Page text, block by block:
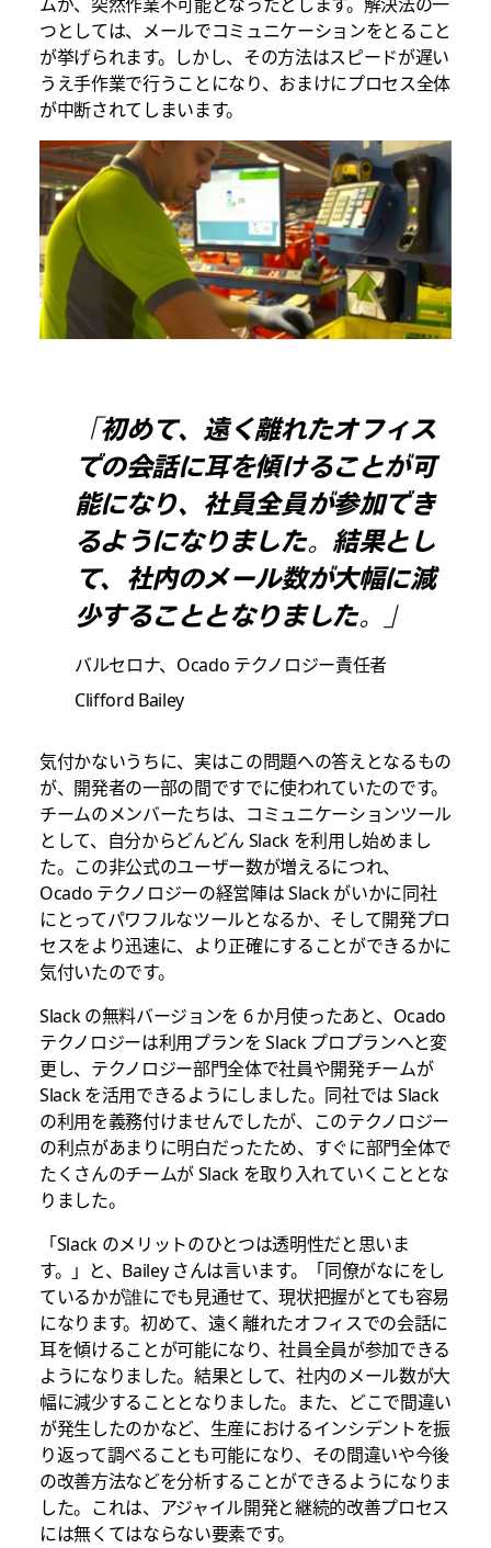
つとしては、メールでコミュニケーションをとること
が挙げられます。しかし、その方法はスピードが遅い
うえ手作業で行うことになり、おまけにプロセス全体
が中断されてしまいます。
「初めて、遠く離れたオフィス
での会話に耳を傾けることが可
能になり、社員全員が参加でき
るようになりました。結果とし
て、社内のメール数が大幅に減
少することとなりました。」
バルセロナ、Ocado テクノロジー責任者
Clifford Bailey
気付かないうちに、実はこの問題への答えとなるもの
が、開発者の一部の間ですでに使われていたのです。
チームのメンバーたちは、コミュニケーションツール
として、自分からどんどん Slack を利用し始めまし
た。この非公式のユーザー数が増えるにつれ、
Ocado テクノロジーの経営陣は Slack がいかに同社
にとってパワフルなツールとなるか、そして開発プロ
セスをより迅速に、より正確にすることができるかに
気付いたのです。
Slack の無料バージョンを 6 か月使ったあと、Ocado
テクノロジーは利用プランを Slack プロプランへと変
更し、テクノロジー部門全体で社員や開発チームが
Slack を活用できるようにしました。同社では Slack
の利用を義務付けませんでしたが、このテクノロジー
の利点があまりに明白だったため、すぐに部門全体で
たくさんのチームが Slack を取り入れていくこととな
りました。
「Slack のメリットのひとつは透明性だと思いま
す。」と、Bailey さんは言います。「同僚がなにをし
ているかが誰にでも見通せて、現状把握がとても容易
になります。初めて、遠く離れたオフィスでの会話に
耳を傾けることが可能になり、社員全員が参加できる
ようになりました。結果として、社内のメール数が大
幅に減少することとなりました。また、どこで間違い
が発生したのかなど、生産におけるインシデントを振
り返って調べることも可能になり、その間違いや今後
の改善方法などを分析することができるようになりま
した。これは、アジャイル開発と継続的改善プロセス
には無くてはならない要素です。